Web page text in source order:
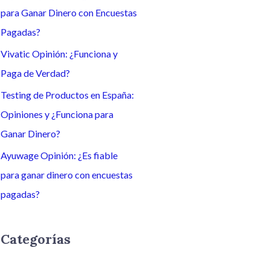
r
:
para Ganar Dinero con Encuestas
Pagadas?
Vivatic Opinión: ¿Funciona y
Paga de Verdad?
Testing de Productos en España:
Opiniones y ¿Funciona para
Ganar Dinero?
Ayuwage Opinión: ¿Es fiable
para ganar dinero con encuestas
pagadas?
Categorías